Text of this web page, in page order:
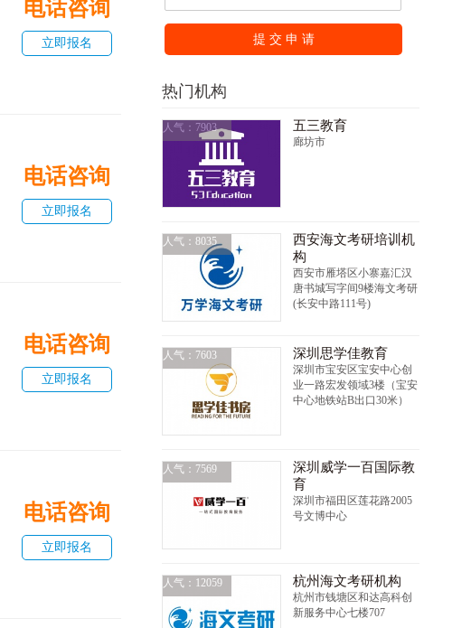
电话咨询
立即报名
电话咨询
立即报名
电话咨询
立即报名
电话咨询
立即报名
提 交 申 请
热门机构
人气：7903 五三教育
廊坊市
人气：8035
西安海文考研培训机
构
西安市雁塔区小寨嘉汇汉
唐书城写字间9楼海文考研
(长安中路111号)
人气：7603 深圳思学佳教育
深圳市宝安区宝安中心创
业一路宏发领域3楼（宝安
中心地铁站B出口30米）
人气：7569
深圳威学一百国际教
育
深圳市福田区莲花路2005
号文博中心
人气：12059 杭州海文考研机构
杭州市钱塘区和达高科创
新服务中心七楼707